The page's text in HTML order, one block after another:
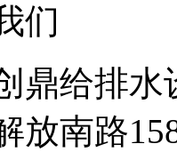
们
鼎给排水
放南路